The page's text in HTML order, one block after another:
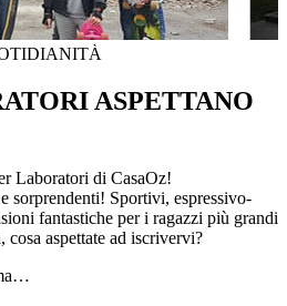
ASPETTANO
Laboratori di CasaOz!
sorprendenti! Sportivi, espressivo-
fantastiche per i ragazzi più grandi
aspettate ad iscrivervi?